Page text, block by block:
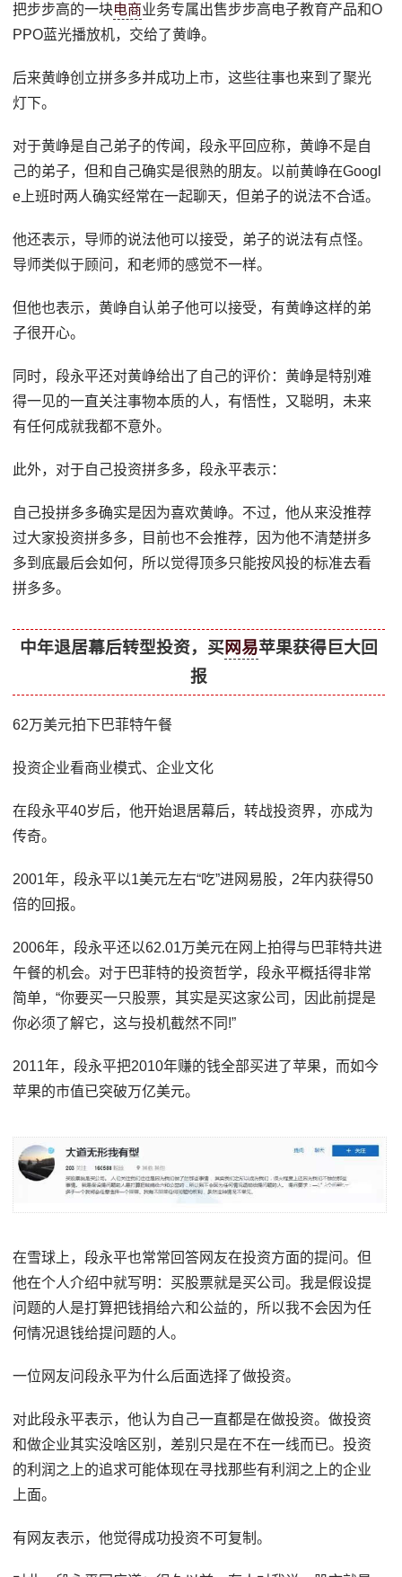
把步步高的一块电商业务专属出售步步高电子教育产品和O
PPO蓝光播放机，交给了黄峥。
后来黄峥创立拼多多并成功上市，这些往事也来到了聚光
灯下。
对于黄峥是自己弟子的传闻，段永平回应称，黄峥不是自
己的弟子，但和自己确实是很熟的朋友。以前黄峥在Googl
e上班时两人确实经常在一起聊天，但弟子的说法不合适。
他还表示，导师的说法他可以接受，弟子的说法有点怪。
导师类似于顾问，和老师的感觉不一样。
但他也表示，黄峥自认弟子他可以接受，有黄峥这样的弟
子很开心。
同时，段永平还对黄峥给出了自己的评价：黄峥是特别难
得一见的一直关注事物本质的人，有悟性，又聪明，未来
有任何成就我都不意外。
此外，对于自己投资拼多多，段永平表示：
自己投拼多多确实是因为喜欢黄峥。不过，他从来没推荐
过大家投资拼多多，目前也不会推荐，因为他不清楚拼多
多到底最后会如何，所以觉得顶多只能按风投的标准去看
拼多多。
中年退居幕后转型投资，买网易苹果获得巨大回
报
62万美元拍下巴菲特午餐
投资企业看商业模式、企业文化
在段永平40岁后，他开始退居幕后，转战投资界，亦成为
传奇。
2001年，段永平以1美元左右“吃”进网易股，2年内获得50
倍的回报。
2006年，段永平还以62.01万美元在网上拍得与巴菲特共进
午餐的机会。对于巴菲特的投资哲学，段永平概括得非常
简单，“你要买一只股票，其实是买这家公司，因此前提是
你必须了解它，这与投机截然不同!”
2011年，段永平把2010年赚的钱全部买进了苹果，而如今
苹果的市值已突破万亿美元。
在雪球上，段永平也常常回答网友在投资方面的提问。但
他在个人介绍中就写明：买股票就是买公司。我是假设提
问题的人是打算把钱捐给六和公益的，所以我不会因为任
何情况退钱给提问题的人。
一位网友问段永平为什么后面选择了做投资。
对此段永平表示，他认为自己一直都是在做投资。做投资
和做企业其实没啥区别，差别只是在不在一线而已。投资
的利润之上的追求可能体现在寻找那些有利润之上的企业
上面。
有网友表示，他觉得成功投资不可复制。